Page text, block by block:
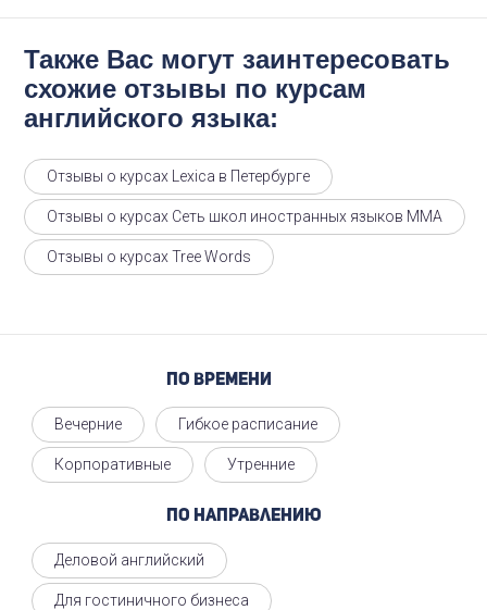
Также Вас могут заинтересовать
схожие отзывы по курсам
английского языка:
Отзывы о курсах Lexica в Петербурге
Отзывы о курсах Сеть школ иностранных языков ММА
Отзывы о курсах Tree Words
По времени
Вечерние Гибкое расписание
Корпоративные Утренние
По направлению
Деловой английский
Для гостиничного бизнеса